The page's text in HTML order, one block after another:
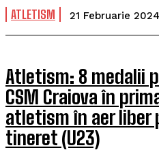
ATLETISM 21 Februarie 2024
Atletism: 8 medalii
CSM Craiova în
atletism în aer liber
tineret (U23)